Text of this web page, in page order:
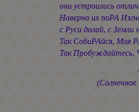
они устроились
Наверно их поРА
с Руси долой, с Земли
Так СобиРАйся, Моя
Так Пробуждайтесь,